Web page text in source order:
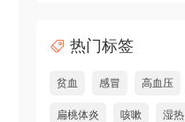
热门标签
贫血 感冒 高血压
扁桃体炎 咳嗽 湿热